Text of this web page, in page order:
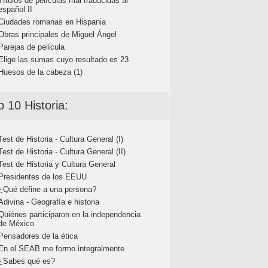
II
romanas en Hispania
principales de Miguel Ángel
de película
las sumas cuyo resultado es 23
de la cabeza (1)
10 Historia:
de Historia - Cultura General (I)
de Historia - Cultura General (II)
de Historia y Cultura General
de los EEUU
define a una persona?
- Geografía e historia
participaron en la independencia
México
de la ética
el SEAB me formo integralmente
qué es?